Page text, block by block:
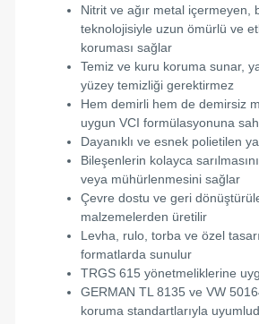
Nitrit ve ağır metal içermeyen,
teknolojisiyle uzun ömürlü ve
koruması sağlar
Temiz ve kuru koruma sunar,
yüzey temizliği gerektirmez
Hem demirli hem de demirsiz
uygun VCI formülasyonuna
Dayanıklı ve esnek polietilen
Bileşenlerin kolayca
veya mühürlenmesini sağlar
Çevre dostu ve geri
malzemelerden üretilir
Levha, rulo, torba ve özel
formatlarda sunulur
TRGS 615 yönetmeliklerine
GERMAN TL 8135 ve VW
koruma standartlarıyla